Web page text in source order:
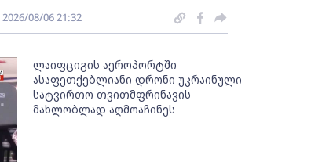
2026/08/06 21:32
ლაიფციგის აეროპორტში
ასაფეთქებლიანი დრონი უკრაინული
სატვირთო თვითმფრინავის
მახლობლად აღმოაჩინეს